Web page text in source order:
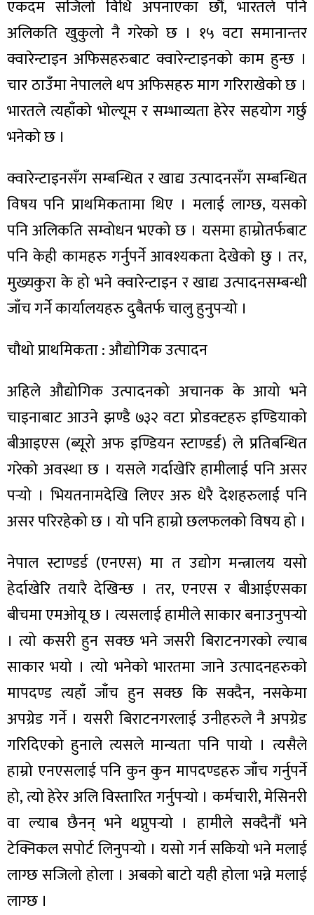
एकदम सजिलो विधि अपनाएका छौं, भारतले पनि
अलिकति खुकुलो नै गरेको छ । १५ वटा समानान्तर
क्वारेन्टाइन अफिसहरुबाट क्वारेन्टाइनको काम हुन्छ ।
चार ठाउँमा नेपालले थप अफिसहरु माग गरिराखेको छ ।
भारतले त्यहाँको भोल्यूम र सम्भाव्यता हेरेर सहयोग गर्छु
भनेको छ ।
क्वारेन्टाइनसँग सम्बन्धित र खाद्य उत्पादनसँग सम्बन्धित
विषय पनि प्राथमिकतामा थिए । मलाई लाग्छ, यसको
पनि अलिकति सम्वोधन भएको छ । यसमा हाम्रोतर्फबाट
पनि केही कामहरु गर्नुपर्ने आवश्यकता देखेको छु । तर,
मुख्यकुरा के हो भने क्वारेन्टाइन र खाद्य उत्पादनसम्बन्धी
जाँच गर्ने कार्यालयहरु दुबैतर्फ चालु हुनुपर्‍यो ।
चौथो प्राथमिकता : औद्योगिक उत्पादन
अहिले औद्योगिक उत्पादनको अचानक के आयो भने
चाइनाबाट आउने झण्डै ७३२ वटा प्रोडक्टहरु इण्डियाको
बीआइएस (ब्यूरो अफ इण्डियन स्टाण्डर्ड) ले प्रतिबन्धित
गरेको अवस्था छ । यसले गर्दाखेरि हामीलाई पनि असर
पर्‍यो । भियतनामदेखि लिएर अरु धेरै देशहरुलाई पनि
असर परिरहेको छ । यो पनि हाम्रो छलफलको विषय हो ।
नेपाल स्टाण्डर्ड (एनएस) मा त उद्योग मन्त्रालय यसो
हेर्दाखेरि तयारै देखिन्छ । तर, एनएस र बीआईएसका
बीचमा एमओयू छ । त्यसलाई हामीले साकार बनाउनुपर्‍यो
। त्यो कसरी हुन सक्छ भने जसरी बिराटनगरको ल्याब
साकार भयो । त्यो भनेको भारतमा जाने उत्पादनहरुको
मापदण्ड त्यहाँ जाँच हुन सक्छ कि सक्दैन, नसकेमा
अपग्रेड गर्ने । यसरी बिराटनगरलाई उनीहरुले नै अपग्रेड
गरिदिएको हुनाले त्यसले मान्यता पनि पायो । त्यसैले
हाम्रो एनएसलाई पनि कुन कुन मापदण्डहरु जाँच गर्नुपर्ने
हो, त्यो हेरेर अलि विस्तारित गर्नुपर्‍यो । कर्मचारी, मेसिनरी
वा ल्याब छैनन् भने थप्नुपर्‍यो । हामीले सक्दैनौं भने
टेक्निकल सपोर्ट लिनुपर्‍यो । यसो गर्न सकियो भने मलाई
लाग्छ सजिलो होला । अबको बाटो यही होला भन्ने मलाई
लाग्छ ।